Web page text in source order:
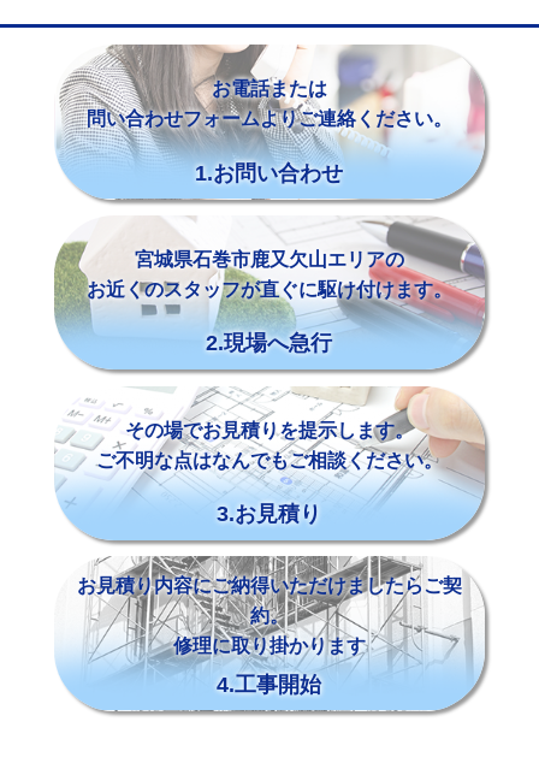
お電話または
問い合わせフォームよりご連絡ください。
1.お問い合わせ
宮城県石巻市鹿又欠山エリアの
お近くのスタッフが直ぐに駆け付けます。
2.現場へ急行
その場でお見積りを提示します。
ご不明な点はなんでもご相談ください。
3.お見積り
お見積り内容にご納得いただけましたらご契
約。
修理に取り掛かります
4.工事開始